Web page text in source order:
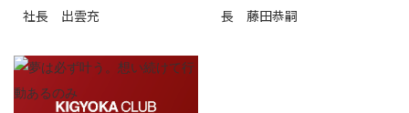
社長 出雲充
長 藤田恭嗣